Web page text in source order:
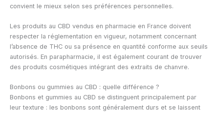
convient le mieux selon ses préférences personnelles.
Les produits au CBD vendus en pharmacie en France doivent
respecter la réglementation en vigueur, notamment concernant
l’absence de THC ou sa présence en quantité conforme aux seuils
autorisés. En parapharmacie, il est également courant de trouver
des produits cosmétiques intégrant des extraits de chanvre.
Bonbons ou gummies au CBD : quelle différence ?
Bonbons et gummies au CBD se distinguent principalement par
leur texture : les bonbons sont généralement durs et se laissent